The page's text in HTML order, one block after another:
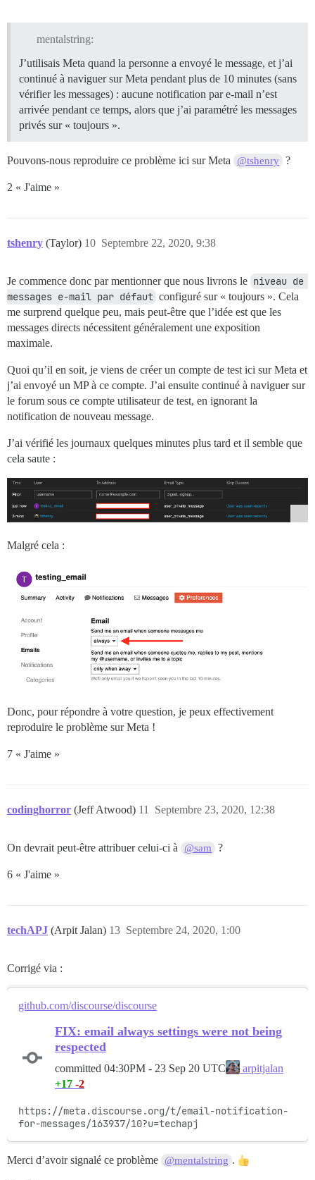
mentalstring:
J’utilisais Meta quand la personne a envoyé le message, et j’ai
continué à naviguer sur Meta pendant plus de 10 minutes (sans
vérifier les messages) : aucune notification par e-mail n’est
arrivée pendant ce temps, alors que j’ai paramétré les messages
privés sur « toujours ».
Pouvons-nous reproduire ce problème ici sur Meta @tshenry ?
2 « J'aime »
tshenry (Taylor) Septembre 22, 2020, 9:38
10
Je commence donc par mentionner que nous livrons le niveau de
messages e-mail par défaut configuré sur « toujours ». Cela
me surprend quelque peu, mais peut-être que l’idée est que les
messages directs nécessitent généralement une exposition
maximale.
Quoi qu’il en soit, je viens de créer un compte de test ici sur Meta et
j’ai envoyé un MP à ce compte. J’ai ensuite continué à naviguer sur
le forum sous ce compte utilisateur de test, en ignorant la
notification de nouveau message.
J’ai vérifié les journaux quelques minutes plus tard et il semble que
cela saute :
Malgré cela :
Donc, pour répondre à votre question, je peux effectivement
reproduire le problème sur Meta !
7 « J'aime »
codinghorror (Jeff Atwood) Septembre 23, 2020, 12:38
11
On devrait peut-être attribuer celui-ci à @sam ?
6 « J'aime »
techAPJ (Arpit Jalan) Septembre 24, 2020, 1:00
13
Corrigé via :
github.com/discourse/discourse
FIX: email always settings were not being
respected
committed 04:30PM - 23 Sep 20 UTC
arpitjalan
+17 -2
https://meta.discourse.org/t/email-notification-
for-messages/163937/10?u=techapj
Merci d’avoir signalé ce problème @mentalstring .